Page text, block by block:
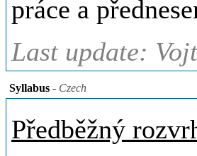
práce a
Last update:
Syllabus - Czech
Předběžný